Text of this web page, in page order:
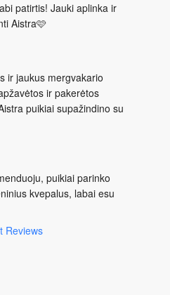
patirtis! Jauki aplinka ir
Aistra🩷
ir jaukus mergvakario
ir pakerėtos
puikiai supažindino su
puikiai parinko
kvepalus, labai esu
Reviews